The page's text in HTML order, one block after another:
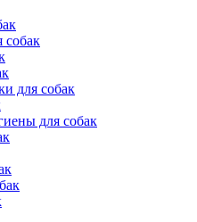
собак
для собак
для собак